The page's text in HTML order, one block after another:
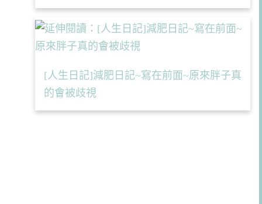
[人生日記]減肥日記~寫在前面~原來胖子真
的會被歧視